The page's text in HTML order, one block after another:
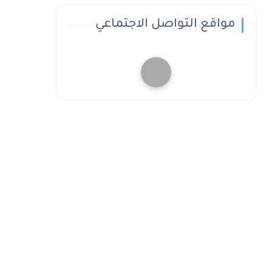
مواقع التواصل الاجتماعي